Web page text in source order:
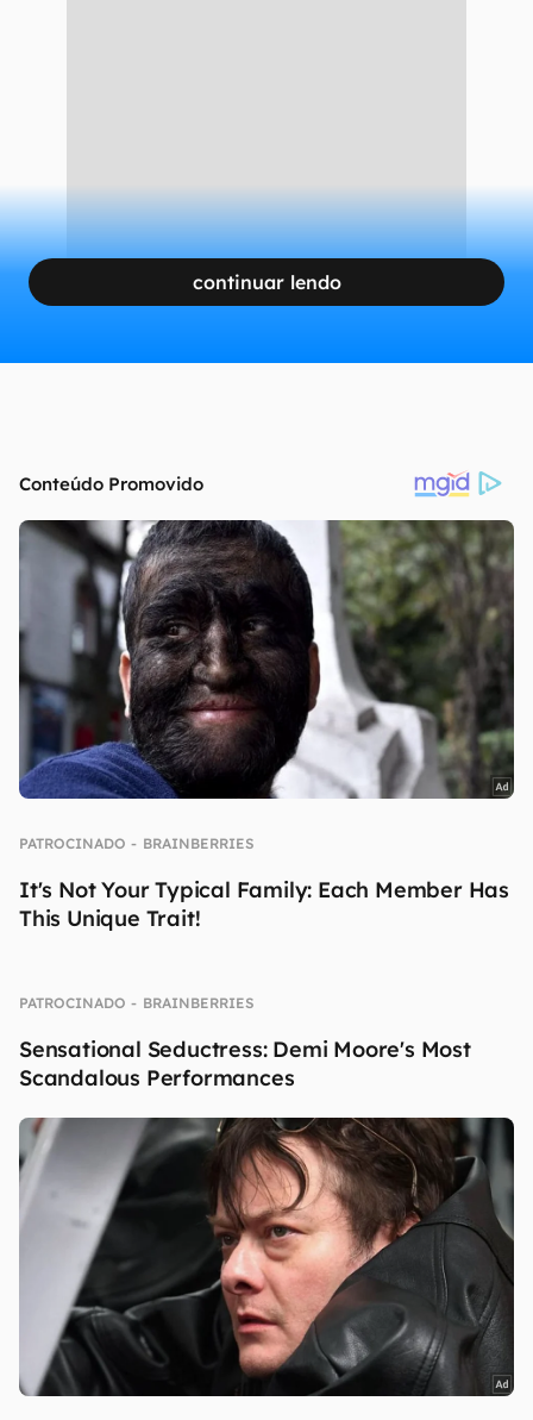
continuar lendo